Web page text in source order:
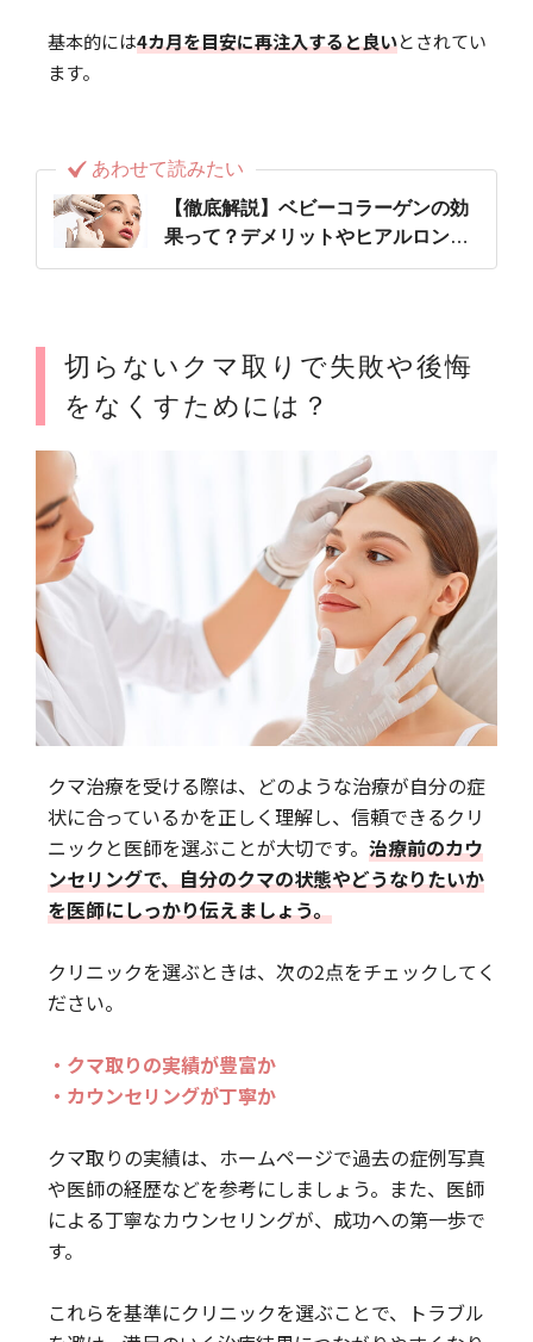
基本的には4カ月を目安に再注入すると良いとされてい
ます。
あわせて読みたい
【徹底解説】ベビーコラーゲンの効
果って？デメリットやヒアルロン酸
との違いも解説
切らないクマ取りで失敗や後悔
をなくすためには？
クマ治療を受ける際は、どのような治療が自分の症
状に合っているかを正しく理解し、信頼できるクリ
ニックと医師を選ぶことが大切です。 治療前のカウ
ンセリングで、自分のクマの状態やどうなりたいか
を医師にしっかり伝えましょう。
クリニックを選ぶときは、次の2点をチェックしてく
ださい。
・クマ取りの実績が豊富か
・カウンセリングが丁寧か
クマ取りの実績は、ホームページで過去の症例写真
や医師の経歴などを参考にしましょう。また、医師
による丁寧なカウンセリングが、成功への第一歩で
す。
これらを基準にクリニックを選ぶことで、トラブル